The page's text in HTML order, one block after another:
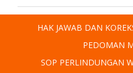
HAK JAWAB DAN
PEDOMAN
SOP PERLINDUNGAN